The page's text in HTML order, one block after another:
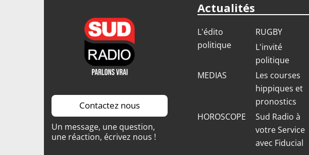
Contactez nous
Un message, une question,
une réaction, écrivez nous !
Actualités
L'édito
politique
RUGBY
L'invité
politique
MEDIAS
Les courses
hippiques et
pronostics
HOROSCOPE
Sud Radio à
votre Service
avec Fiducial